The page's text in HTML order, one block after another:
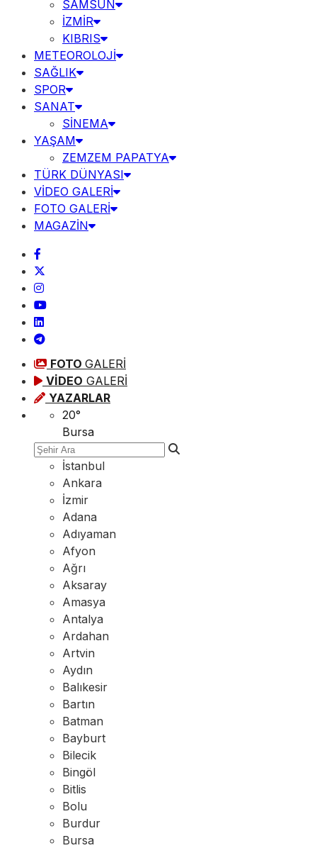
SAMSUN
İZMİR
KIBRIS
METEOROLOJİ
SAĞLIK
SPOR
SANAT
SİNEMA
YAŞAM
ZEMZEM PAPATYA
TÜRK DÜNYASI
VİDEO GALERİ
FOTO GALERİ
MAGAZİN
FOTO GALERİ
VİDEO GALERİ
YAZARLAR
20°
Bursa
İstanbul
Ankara
İzmir
Adana
Adıyaman
Afyon
Ağrı
Aksaray
Amasya
Antalya
Ardahan
Artvin
Aydın
Balıkesir
Bartın
Batman
Bayburt
Bilecik
Bingöl
Bitlis
Bolu
Burdur
Bursa